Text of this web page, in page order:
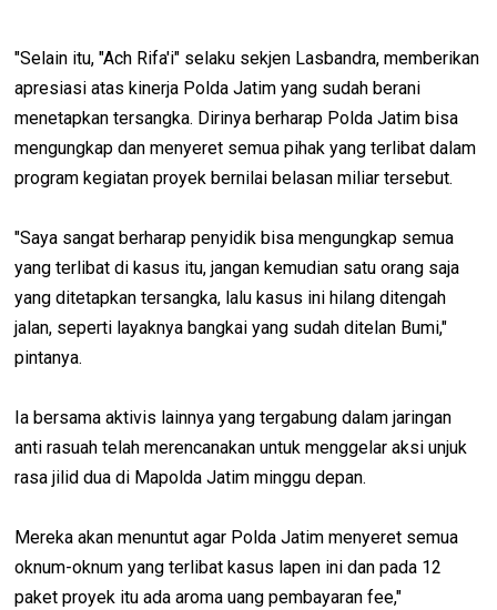
"Selain itu, "Ach Rifa'i" selaku sekjen Lasbandra, memberikan
apresiasi atas kinerja Polda Jatim yang sudah berani
menetapkan tersangka. Dirinya berharap Polda Jatim bisa
mengungkap dan menyeret semua pihak yang terlibat dalam
program kegiatan proyek bernilai belasan miliar tersebut.
"Saya sangat berharap penyidik bisa mengungkap semua
yang terlibat di kasus itu, jangan kemudian satu orang saja
yang ditetapkan tersangka, lalu kasus ini hilang ditengah
jalan, seperti layaknya bangkai yang sudah ditelan Bumi,"
pintanya.
Ia bersama aktivis lainnya yang tergabung dalam jaringan
anti rasuah telah merencanakan untuk menggelar aksi unjuk
rasa jilid dua di Mapolda Jatim minggu depan.
Mereka akan menuntut agar Polda Jatim menyeret semua
oknum-oknum yang terlibat kasus lapen ini dan pada 12
paket proyek itu ada aroma uang pembayaran fee,"